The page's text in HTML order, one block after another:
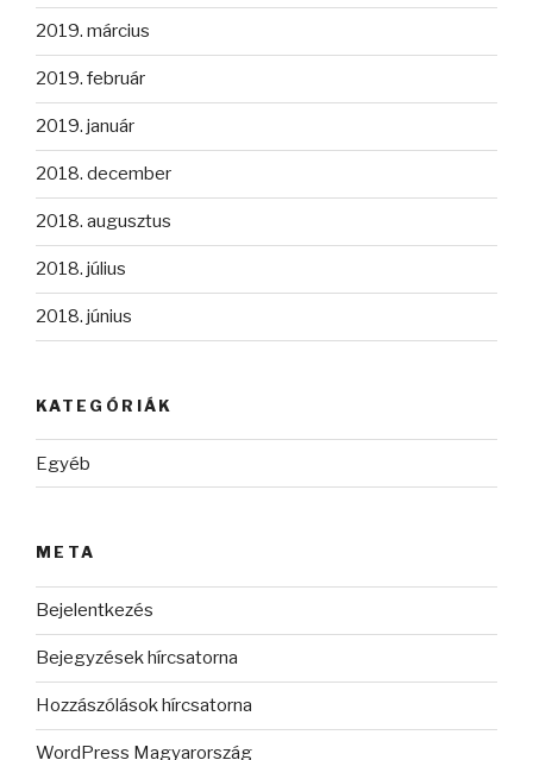
2019. március
2019. február
2019. január
2018. december
2018. augusztus
2018. július
2018. június
KATEGÓRIÁK
Egyéb
META
Bejelentkezés
Bejegyzések hírcsatorna
Hozzászólások hírcsatorna
WordPress Magyarország